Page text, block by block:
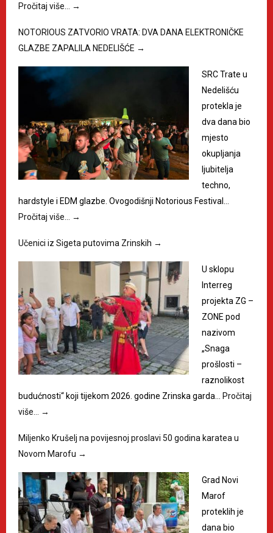
Pročitaj više…
→
NOTORIOUS ZATVORIO VRATA: DVA DANA ELEKTRONIČKE
GLAZBE ZAPALILA NEDELIŠĆE →
SRC Trate u
Nedelišću
protekla je
dva dana bio
mjesto
okupljanja
ljubitelja
techno,
hardstyle i EDM glazbe. Ovogodišnji Notorious Festival…
Pročitaj više…
→
Učenici iz Sigeta putovima Zrinskih →
U sklopu
Interreg
projekta ZG –
ZONE pod
nazivom
„Snaga
prošlosti –
raznolikost
budućnosti“ koji tijekom 2026. godine Zrinska garda…
Pročitaj
više…
→
Miljenko Krušelj na povijesnoj proslavi 50 godina karatea u
Novom Marofu →
Grad Novi
Marof
proteklih je
dana bio